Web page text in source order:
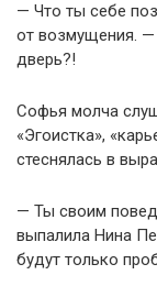
— Что ты себе
от возмущения.
дверь?!
Софья молча
«Эгоистка»,
стеснялась в
— Ты своим
выпалила Нина
будут только